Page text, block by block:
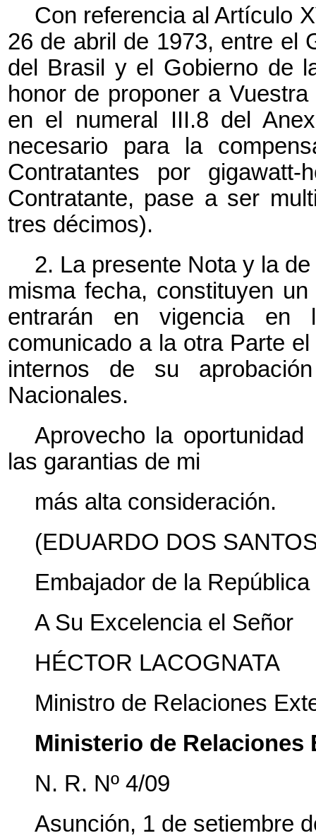
Con referencia al Artículo
26 de abril de 1973, entre el
del Brasil y el Gobierno de
honor de proponer a
en el numeral III.8 del
necesario para la
Contratantes por
Contratante, pase a ser
tres décimos).
2. La presente Nota y la
misma fecha, constituyen
entrarán en vigencia
comunicado a la otra Parte
internos de su
Nacionales.
Aprovecho la
las garantias de mi
más alta consideración.
(EDUARDO DOS
Embajador de la
A Su Excelencia el Señor
HÉCTOR LACOGNATA
Ministro de Relaciones
Ministerio de Relaciones
N. R. Nº 4/09
Asunción, 1 de setiembre